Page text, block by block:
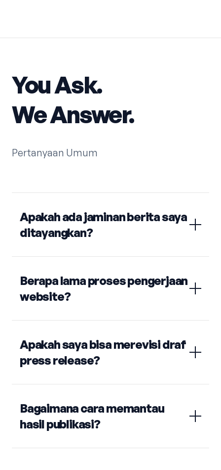
You Ask.
We Answer.
Pertanyaan Umum
Apakah ada jaminan berita saya
ditayangkan?
Berapa lama proses pengerjaan
website?
Apakah saya bisa merevisi draf
press release?
Bagaimana cara memantau
hasil publikasi?